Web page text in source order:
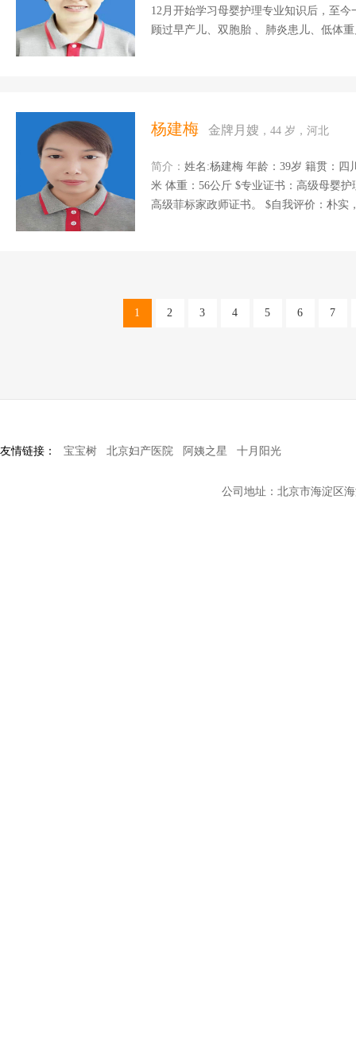
12月开始学习母婴护理专业知识后，至
顾过早产儿、双胞胎 、肺炎患儿、低体
菜肴，家常菜、煲汤。
杨建梅 金牌月嫂 ，44 岁，河北
简介： 姓名:杨建梅 年龄：39岁 籍贯：四
米 体重：56公斤 $专业证书：高级母婴护理师证、
高级菲标家政师证书。 $自我评价：朴实，善良喜欢孩子非常有爱心， 我性格随和，不计较，责
1 2 3 4 5 6 7
友情链接： 宝宝树 北京妇产医院 阿姨之星 十月阳光
公司地址：北京市海淀区